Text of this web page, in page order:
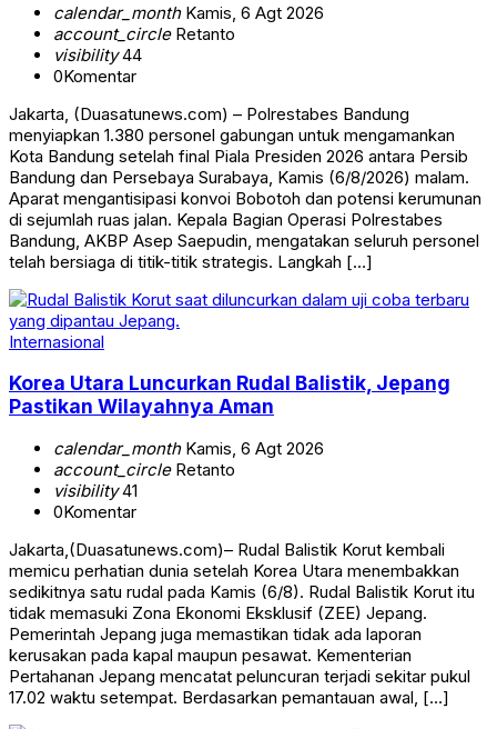
calendar_monthKamis, 6 Agt 2026
account_circleRetanto
visibility44
0Komentar
Jakarta, (Duasatunews.com) – Polrestabes Bandung
menyiapkan 1.380 personel gabungan untuk mengamankan
Kota Bandung setelah final Piala Presiden 2026 antara Persib
Bandung dan Persebaya Surabaya, Kamis (6/8/2026) malam.
Aparat mengantisipasi konvoi Bobotoh dan potensi kerumunan
di sejumlah ruas jalan. Kepala Bagian Operasi Polrestabes
Bandung, AKBP Asep Saepudin, mengatakan seluruh personel
telah bersiaga di titik-titik strategis. Langkah […]
Internasional
Korea Utara Luncurkan Rudal Balistik, Jepang
Pastikan Wilayahnya Aman
calendar_monthKamis, 6 Agt 2026
account_circleRetanto
visibility41
0Komentar
Jakarta,(Duasatunews.com)– Rudal Balistik Korut kembali
memicu perhatian dunia setelah Korea Utara menembakkan
sedikitnya satu rudal pada Kamis (6/8). Rudal Balistik Korut itu
tidak memasuki Zona Ekonomi Eksklusif (ZEE) Jepang.
Pemerintah Jepang juga memastikan tidak ada laporan
kerusakan pada kapal maupun pesawat. Kementerian
Pertahanan Jepang mencatat peluncuran terjadi sekitar pukul
17.02 waktu setempat. Berdasarkan pemantauan awal, […]